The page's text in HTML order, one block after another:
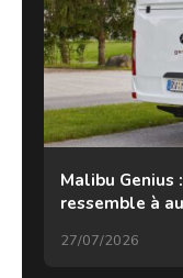
Malibu Genius
ressemble à
27/07/2026